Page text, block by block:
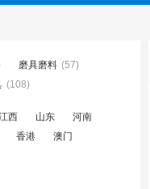
磨具磨料 (57)
(108)
西 山东
河南
香港 澳门